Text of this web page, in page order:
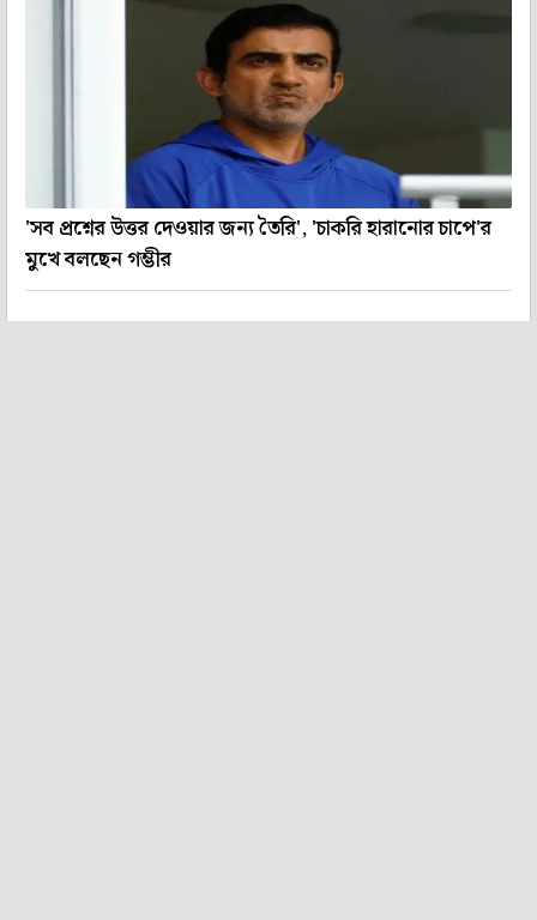
'সব প্রশ্নের উত্তর দেওয়ার জন্য তৈরি', 'চাকরি হারানোর চাপে'র
মুখে বলছেন গম্ভীর